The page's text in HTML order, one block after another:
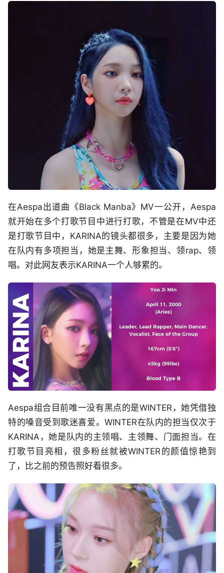
在Aespa出道曲《Black Manba》MV一公开，Aespa
就开始在多个打歌节目中进行打歌，不管是在MV中还
是打歌节目中，KARINA的镜头都很多，主要是因为她
在队内有多项担当，她是主舞、形象担当、领rap、领
唱。对此网友表示KARINA一个人够累的。
Aespa组合目前唯一没有黑点的是WINTER，她凭借独
特的嗓音受到歌迷喜爱。WINTER在队内的担当仅次于
KARINA，她是队内的主领唱、主领舞、门面担当。在
打歌节目亮相，很多粉丝就被WINTER的颜值惊艳到
了，比之前的预告照好看很多。